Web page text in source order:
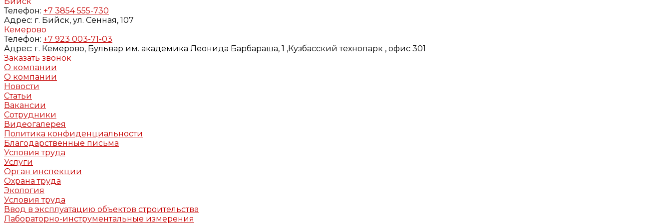
Телефон: +7 3854 555-730
Адрес: г. Бийск, ул. Сенная, 107
Кемерово
Телефон: +7 923 003-71-03
Адрес: г. Кемерово, Бульвар им. академика Леонида Барбараша, 1 ,Кузбасский технопарк , офис 301
Заказать звонок
О компании
О компании
Новости
Статьи
Вакансии
Сотрудники
Видеогалерея
Политика конфиденциальности
Благодарственные письма
Условия труда
Услуги
Орган инспекции
Охрана труда
Экология
Условия труда
Ввод в эксплуатацию объектов строительства
Лабораторно-инструментальные измерения